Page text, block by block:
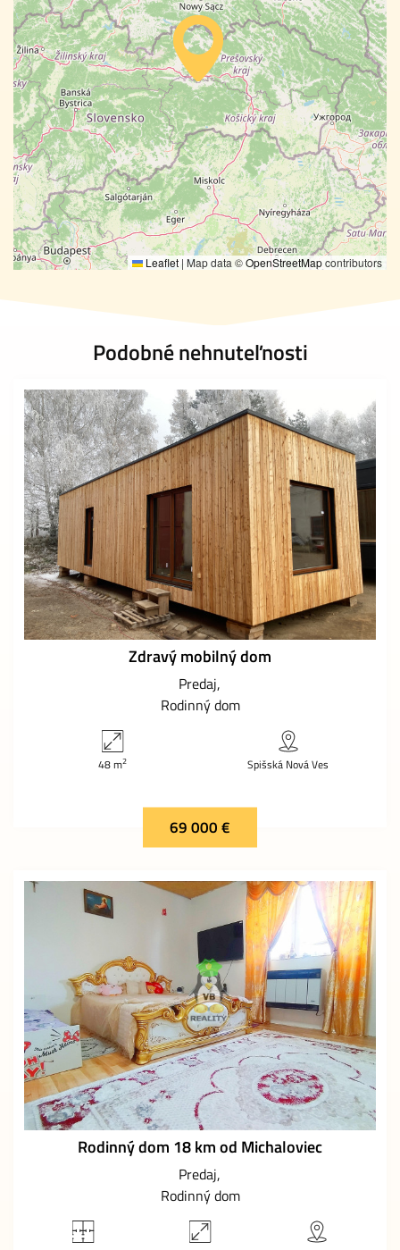
Leaflet | Map data ©OpenStreetMapcontributors
Podobné nehnuteľnosti
Zdravý mobilný dom
Predaj
Rodinný dom
48 m2 Spišská Nová Ves
69 000 €
Rodinný dom 18 km od Michaloviec
Predaj
Rodinný dom